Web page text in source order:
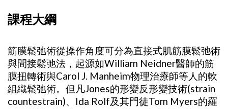
課程大綱
筋膜鬆弛術從操作角度可分為直接式肌筋膜鬆弛術
與間接鬆弛法，起源如William Neidner醫師的筋
膜扭轉術與Carol J. Manheim物理治療師等人的軟
組織鬆弛術。但凡Jones的形變反形變技術(strain
countestrain)、Ida Rolf及其門徒Tom Myers的羅